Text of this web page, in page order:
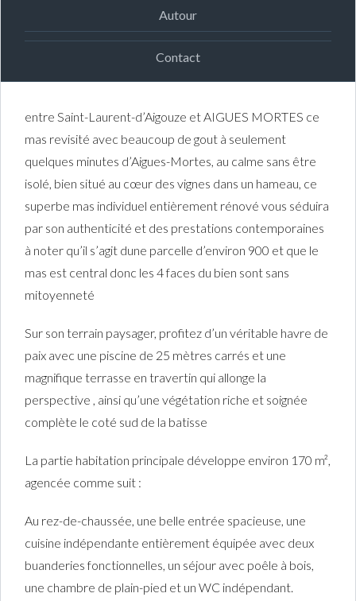
Autour
Contact
entre Saint-Laurent-d’Aigouze et AIGUES MORTES ce
mas revisité avec beaucoup de gout à seulement
quelques minutes d’Aigues-Mortes, au calme sans être
isolé, bien situé au cœur des vignes dans un hameau, ce
superbe mas individuel entièrement rénové vous séduira
par son authenticité et des prestations contemporaines
à noter qu’il s’agit dune parcelle d’environ 900 et que le
mas est central donc les 4 faces du bien sont sans
mitoyenneté
Sur son terrain paysager, profitez d’un véritable havre de
paix avec une piscine de 25 mètres carrés et une
magnifique terrasse en travertin qui allonge la
perspective , ainsi qu’une végétation riche et soignée
complète le coté sud de la batisse
La partie habitation principale développe environ 170 m²,
agencée comme suit :
Au rez-de-chaussée, une belle entrée spacieuse, une
cuisine indépendante entièrement équipée avec deux
buanderies fonctionnelles, un séjour avec poêle à bois,
une chambre de plain-pied et un WC indépendant.